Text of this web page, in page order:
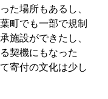
た場所もあるし、
町でも一部で規制
施設ができたし、
契機にもなった
寄付の文化は少し